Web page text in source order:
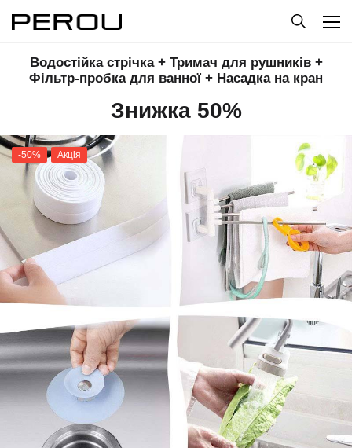
Водостійка стрічка + Тримач для рушників +
Фільтр-пробка для ванної + Насадка на кран
Знижка 50%
-50% Акція